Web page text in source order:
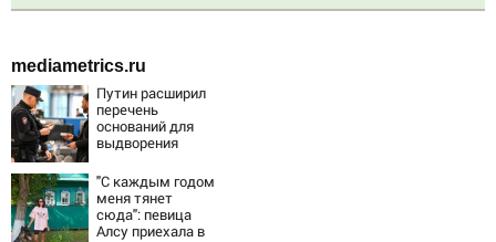
mediametrics.ru
Путин расширил
перечень
оснований для
выдворения
"С каждым годом
меня тянет
сюда": певица
Алсу приехала в